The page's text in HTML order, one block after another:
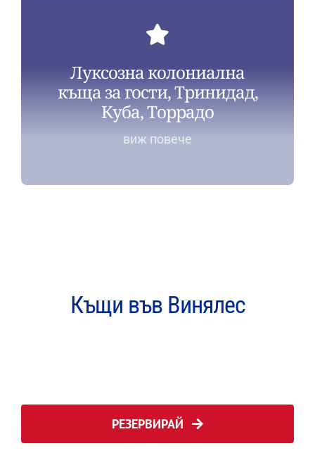
Луксозна колониална
къща за гости, Тринидад,
Куба, Торрадо
виж повече
Къщи във Винялес
РЕЗЕРВИРАЙ